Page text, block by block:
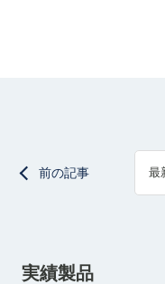
前の記事 最
実績製品